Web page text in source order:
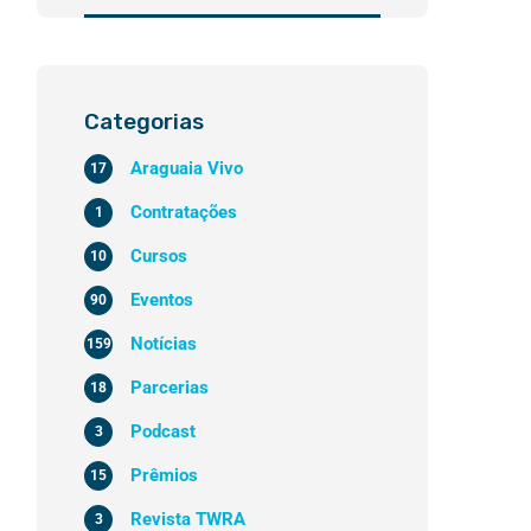
Categorias
Araguaia Vivo
17
Contratações
1
Cursos
10
Eventos
90
Notícias
159
Parcerias
18
Podcast
3
Prêmios
15
Revista TWRA
3